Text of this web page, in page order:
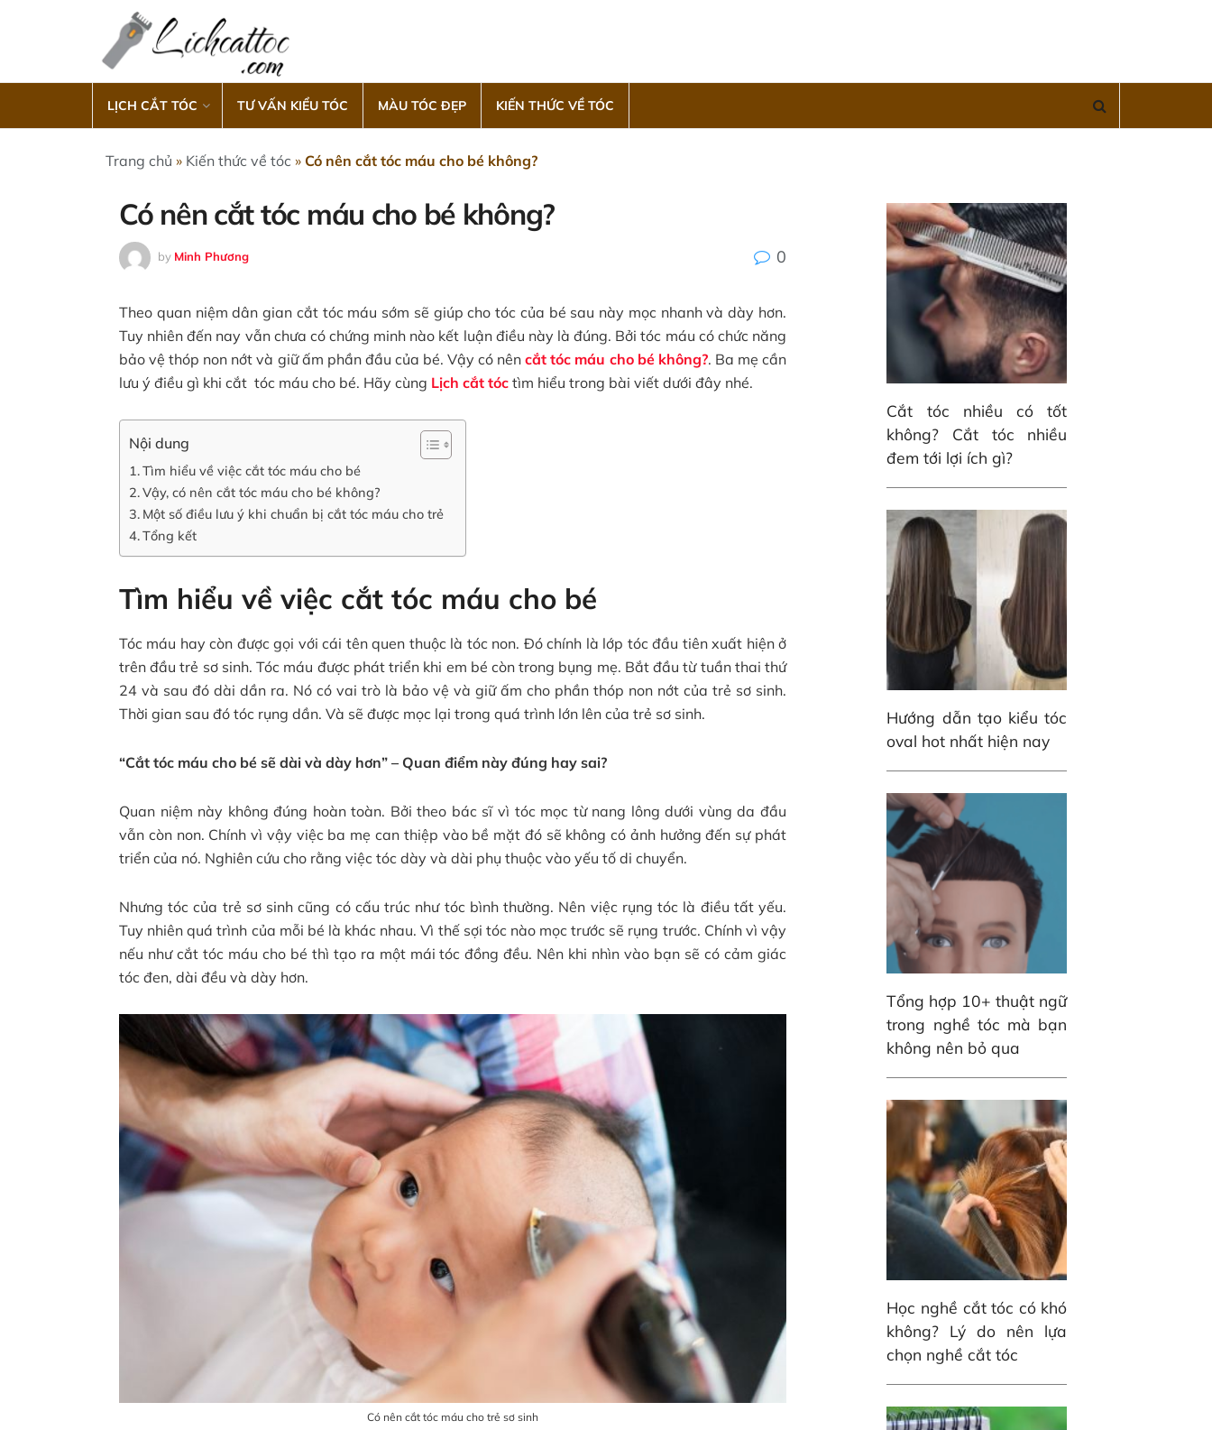
LỊCH CẮT TÓC TƯ VẤN KIỂU TÓC MÀU TÓC ĐẸP KIẾN THỨC VỀ TÓC
Trang chủ » Kiến thức về tóc » Có nên cắt tóc máu cho bé không?
Có nên cắt tóc máu cho bé không?
by Minh Phương 0
Theo quan niệm dân gian cắt tóc máu sớm sẽ giúp cho tóc của bé sau này mọc nhanh và dày hơn.
Tuy nhiên đến nay vẫn chưa có chứng minh nào kết luận điều này là đúng. Bởi tóc máu có chức năng
bảo vệ thóp non nớt và giữ ấm phần đầu của bé. Vậy có nên cắt tóc máu cho bé không?. Ba mẹ cần
lưu ý điều gì khi cắt tóc máu cho bé. Hãy cùng Lịch cắt tóc tìm hiểu trong bài viết dưới đây nhé.
Nội dung
Tìm hiểu về việc cắt tóc máu cho bé
Vậy, có nên cắt tóc máu cho bé không?
Một số điều lưu ý khi chuẩn bị cắt tóc máu cho trẻ
Tổng kết
Tìm hiểu về việc cắt tóc máu cho bé
Tóc máu hay còn được gọi với cái tên quen thuộc là tóc non. Đó chính là lớp tóc đầu tiên xuất hiện ở
trên đầu trẻ sơ sinh. Tóc máu được phát triển khi em bé còn trong bụng mẹ. Bắt đầu từ tuần thai thứ
24 và sau đó dài dần ra. Nó có vai trò là bảo vệ và giữ ấm cho phần thóp non nớt của trẻ sơ sinh.
Thời gian sau đó tóc rụng dần. Và sẽ được mọc lại trong quá trình lớn lên của trẻ sơ sinh.
“Cắt tóc máu cho bé sẽ dài và dày hơn” – Quan điểm này đúng hay sai?
Quan niệm này không đúng hoàn toàn. Bởi theo bác sĩ vì tóc mọc từ nang lông dưới vùng da đầu
vẫn còn non. Chính vì vậy việc ba mẹ can thiệp vào bề mặt đó sẽ không có ảnh hưởng đến sự phát
triển của nó. Nghiên cứu cho rằng việc tóc dày và dài phụ thuộc vào yếu tố di chuyển.
Nhưng tóc của trẻ sơ sinh cũng có cấu trúc như tóc bình thường. Nên việc rụng tóc là điều tất yếu.
Tuy nhiên quá trình của mỗi bé là khác nhau. Vì thế sợi tóc nào mọc trước sẽ rụng trước. Chính vì vậy
nếu như cắt tóc máu cho bé thì tạo ra một mái tóc đồng đều. Nên khi nhìn vào bạn sẽ có cảm giác
tóc đen, dài đều và dày hơn.
Có nên cắt tóc máu cho trẻ sơ sinh
Cắt tóc nhiều có tốt
không? Cắt tóc nhiều
đem tới lợi ích gì?
Hướng dẫn tạo kiểu tóc
oval hot nhất hiện nay
Tổng hợp 10+ thuật ngữ
trong nghề tóc mà bạn
không nên bỏ qua
Học nghề cắt tóc có khó
không? Lý do nên lựa
chọn nghề cắt tóc